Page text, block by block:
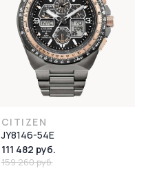
CITIZEN
JY8146-54E
111 482 руб.
159 260 руб.